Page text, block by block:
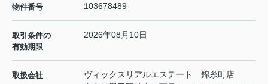
物件番号 103678489
取引条件の
有効期限
2026年08月10日
取扱会社
ヴィックスリアルエステート 錦糸町店